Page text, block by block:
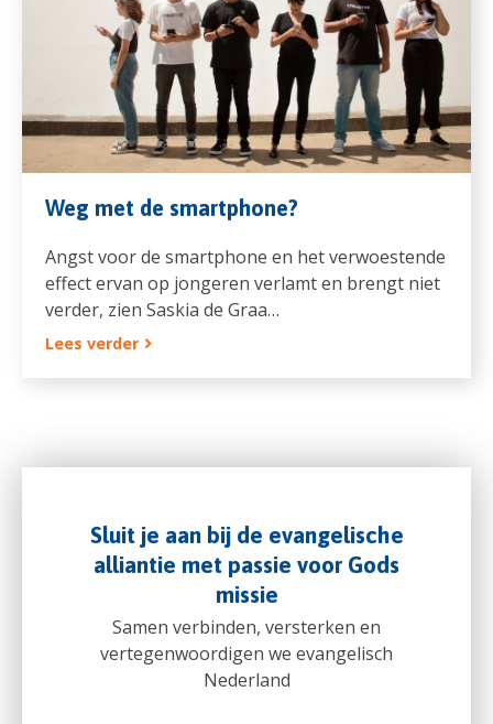
Weg met de smartphone?
Angst voor de smartphone en het verwoestende
effect ervan op jongeren verlamt en brengt niet
verder, zien Saskia de Graa…
Lees verder
Sluit je aan bij de evangelische
alliantie met passie voor Gods
missie
Samen verbinden, versterken en
vertegenwoordigen we evangelisch
Nederland